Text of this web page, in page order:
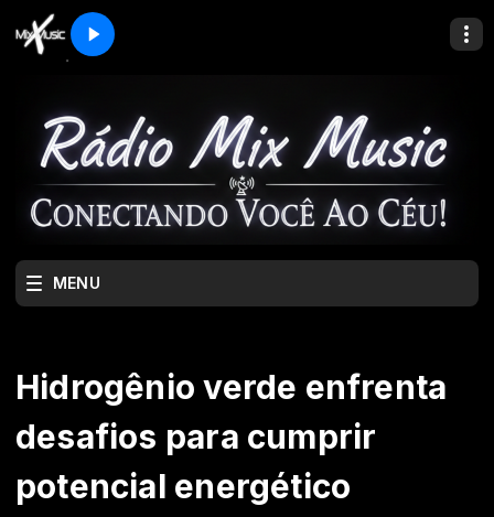
MENU
Hidrogênio verde enfrenta
desafios para cumprir
potencial energético